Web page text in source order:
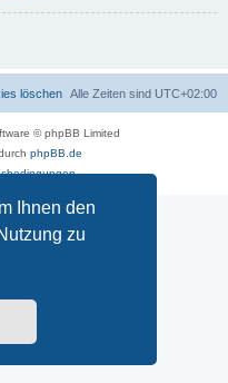
Ihnen den
zu
Alle Zeiten sind UTC+02:00
löschen
© phpBB Limited
phpBB.de